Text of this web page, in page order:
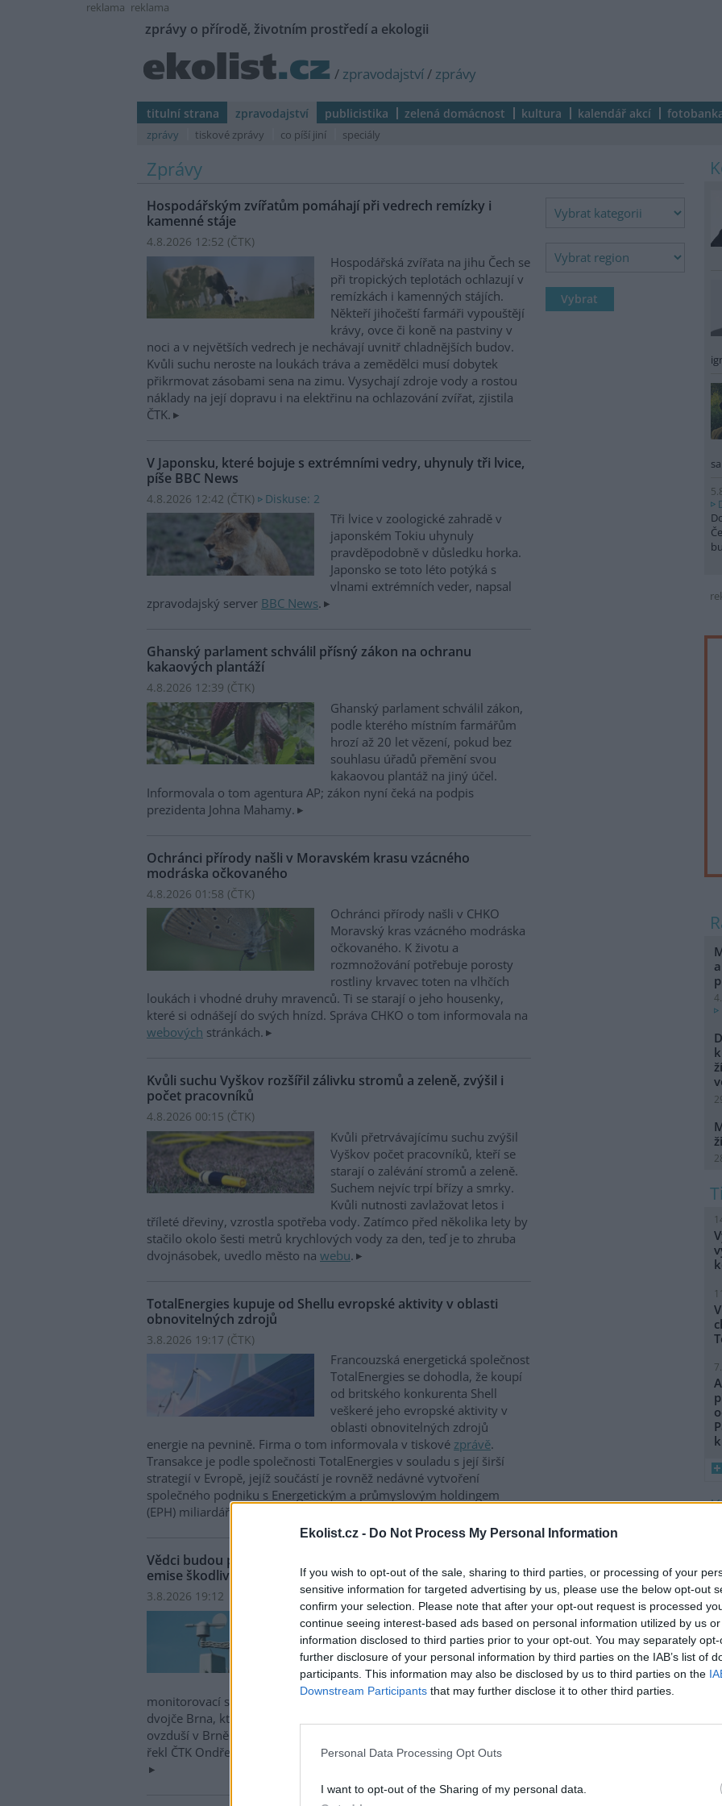
Ekolist.cz - Do Not Process My Personal Information
If you wish to opt-out of the sale, sharing to third parties, or processing of your
sensitive information for targeted advertising by us, please use the below opt-out
confirm your selection. Please note that after your opt-out request is processed
continue seeing interest-based ads based on personal information utilized by us
information disclosed to third parties prior to your opt-out. You may separately
further disclosure of your personal information by third parties on the IAB’s list of
participants. This information may also be disclosed by us to third parties on the
Downstream Participants that may further disclose it to other third parties.
Personal Data Processing Opt Outs
I want to opt-out of the Sharing of my personal data.
reklama reklama
zprávy o přírodě, životním prostředí a ekologii
/ zpravodajství/ zprávy
titulní strana zpravodajství publicistika zelená domácnost kultura kalendář akcí
zprávy tiskové zprávy co píší jiní speciály
Zprávy
Hospodářským zvířatům pomáhají při vedrech remízky i
kamenné stáje
4.8.2026 12:52 (ČTK)
Hospodářská zvířata na jihu Čech se
při tropických teplotách ochlazují v
remízkách i kamenných stájích.
Někteří jihočeští farmáři vypouštějí
krávy, ovce či koně na pastviny v
noci a v největších vedrech je nechávají uvnitř chladnějších budov.
Kvůli suchu neroste na loukách tráva a zemědělci musí dobytek
přikrmovat zásobami sena na zimu. Vysychají zdroje vody a rostou
náklady na její dopravu i na elektřinu na ochlazování zvířat, zjistila
ČTK.
V Japonsku, které bojuje s extrémními vedry, uhynuly tři lvice,
píše BBC News
4.8.2026 12:42 (ČTK) Diskuse: 2
Tři lvice v zoologické zahradě v
japonském Tokiu uhynuly
pravděpodobně v důsledku horka.
Japonsko se toto léto potýká s
vlnami extrémních veder, napsal
zpravodajský server BBC News.
Ghanský parlament schválil přísný zákon na ochranu
kakaových plantáží
4.8.2026 12:39 (ČTK)
Ghanský parlament schválil zákon,
podle kterého místním farmářům
hrozí až 20 let vězení, pokud bez
souhlasu úřadů přemění svou
kakaovou plantáž na jiný účel.
Informovala o tom agentura AP; zákon nyní čeká na podpis
prezidenta Johna Mahamy.
Ochránci přírody našli v Moravském krasu vzácného
modráska očkovaného
4.8.2026 01:58 (ČTK)
Ochránci přírody našli v CHKO
Moravský kras vzácného modráska
očkovaného. K životu a
rozmnožování potřebuje porosty
rostliny krvavec toten na vlhčích
loukách i vhodné druhy mravenců. Ti se starají o jeho housenky,
které si odnášejí do svých hnízd. Správa CHKO o tom informovala na
webových stránkách.
Kvůli suchu Vyškov rozšířil zálivku stromů a zeleně, zvýšil i
počet pracovníků
4.8.2026 00:15 (ČTK)
Kvůli přetrvávajícímu suchu zvýšil
Vyškov počet pracovníků, kteří se
starají o zalévání stromů a zeleně.
Suchem nejvíc trpí břízy a smrky.
Kvůli nutnosti zavlažovat letos i
tříleté dřeviny, vzrostla spotřeba vody. Zatímco před několika lety by
stačilo okolo šesti metrů krychlových vody za den, teď je to zhruba
dvojnásobek, uvedlo město na webu.
TotalEnergies kupuje od Shellu evropské aktivity v oblasti
obnovitelných zdrojů
3.8.2026 19:17 (ČTK)
Francouzská energetická společnost
TotalEnergies se dohodla, že koupí
od britského konkurenta Shell
veškeré jeho evropské aktivity v
oblasti obnovitelných zdrojů
energie na pevnině. Firma o tom informovala v tiskové zprávě.
Transakce je podle společnosti TotalEnergies v souladu s její širší
strategií v Evropě, jejíž součástí je rovněž nedávné vytvoření
společného podniku s Energetickým a průmyslovým holdingem
(EPH) miliardáře Daniela Křetínského.
Vědci budou po dobu 12 měsíců měřit v Brně na 35 místech
emise škodlivin
3.8.2026 19:12 | BRNO (
Vědci boudou v příštích 12 měsících
měřit na 35 místech v Brně
koncentrace znečišťujících látek. Od
minulého týdne instalují senzory,
které doplní stávající referenční
monitorovací stanice. Pomocí naměřených dat má vzniknout digitální
dvojče Brna, které vytvoří podrobný časoprostorový model kvality
ovzduší v Brně. Cílem je lepší porozumění dynamice kvality ovzduší,
řekl ČTK Ondřej Mikeš z pracoviště Masarykovy univerzity RECETOX.